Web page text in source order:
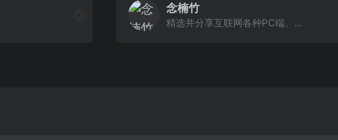
念楠竹
精选并分享互联网各种PC端、...